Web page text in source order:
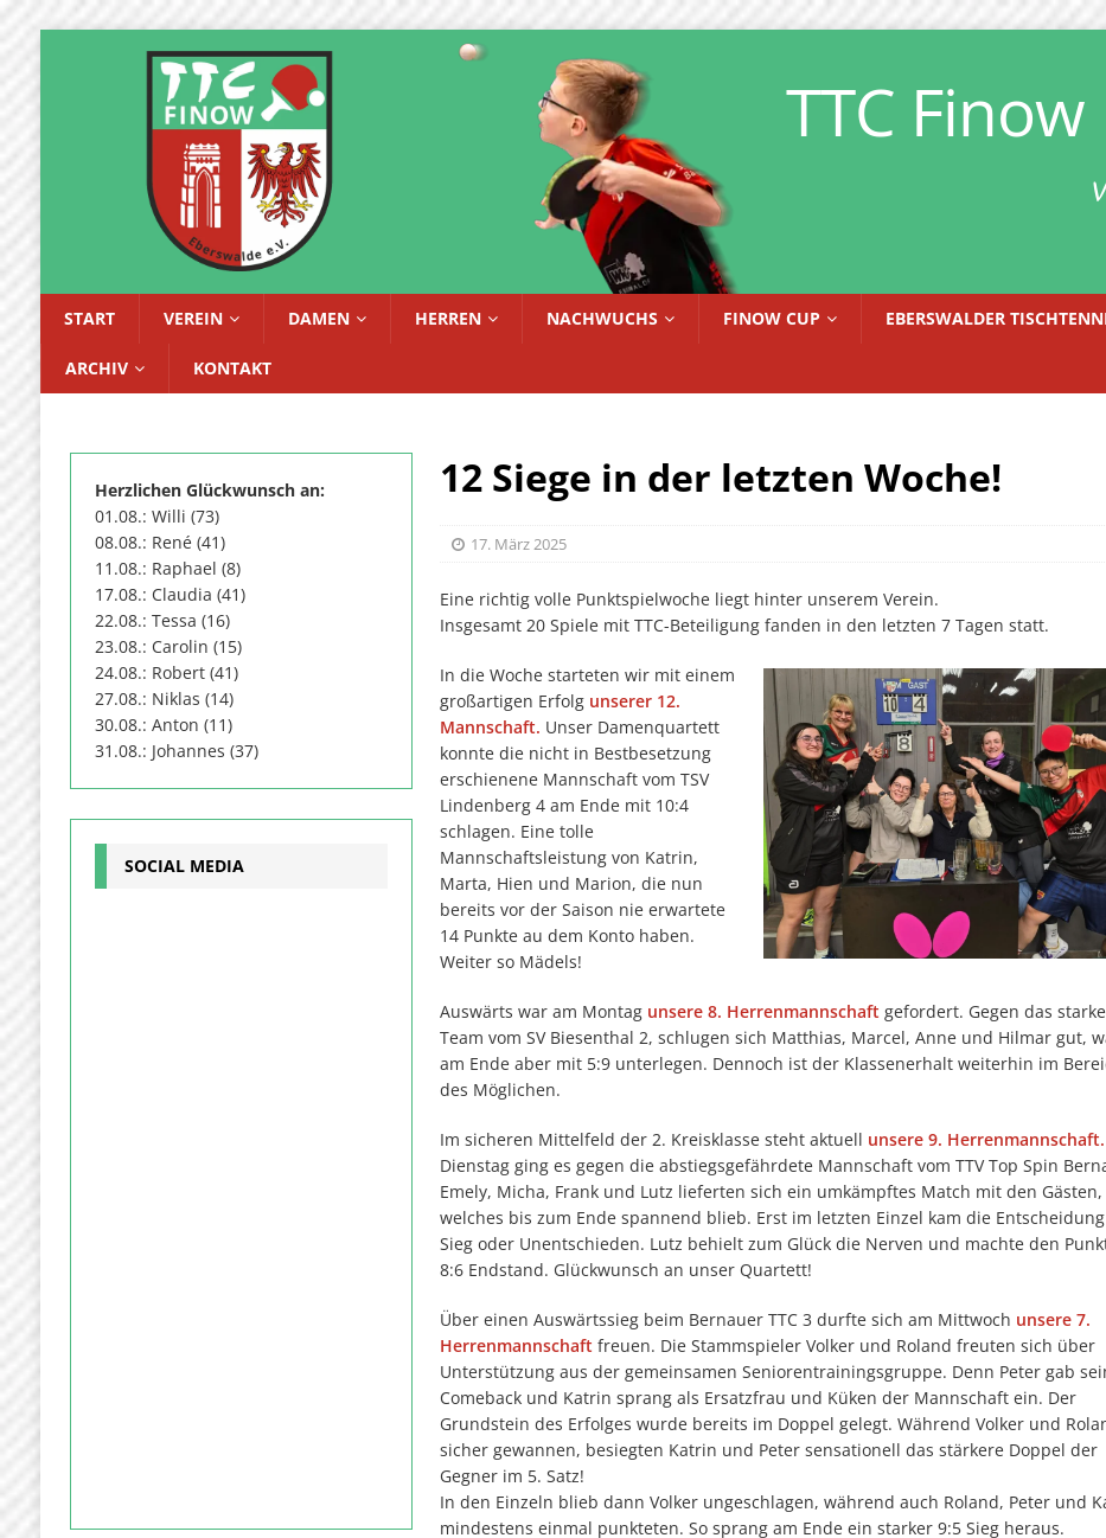
TTC
START VEREIN DAMEN HERREN NACHWUCHS FINOW CUP EBERSWALDER
ARCHIV KONTAKT
12 Siege in der letzten Woche!
17. März 2025
Eine richtig volle Punktspielwoche liegt hinter unserem Verein.
Insgesamt 20 Spiele mit TTC-Beteiligung fanden in den letzten 7 Tagen statt.
In die Woche starteten wir mit einem
großartigen Erfolg unserer 12.
Mannschaft. Unser Damenquartett
konnte die nicht in Bestbesetzung
erschienene Mannschaft vom TSV
Lindenberg 4 am Ende mit 10:4
schlagen. Eine tolle
Mannschaftsleistung von Katrin,
Marta, Hien und Marion, die nun
bereits vor der Saison nie erwartete
14 Punkte au dem Konto haben.
Weiter so Mädels!
Auswärts war am Montag unsere 8. Herrenmannschaft gefordert. Gegen das starke
Team vom SV Biesenthal 2, schlugen sich Matthias, Marcel, Anne und Hilmar gut,
am Ende aber mit 5:9 unterlegen. Dennoch ist der Klassenerhalt weiterhin im
des Möglichen.
Im sicheren Mittelfeld der 2. Kreisklasse steht aktuell unsere 9. Herrenmannschaft.
Dienstag ging es gegen die abstiegsgefährdete Mannschaft vom TTV Top Spin
Emely, Micha, Frank und Lutz lieferten sich ein umkämpftes Match mit den Gästen,
welches bis zum Ende spannend blieb. Erst im letzten Einzel kam die
Sieg oder Unentschieden. Lutz behielt zum Glück die Nerven und machte den
8:6 Endstand. Glückwunsch an unser Quartett!
Über einen Auswärtssieg beim Bernauer TTC 3 durfte sich am Mittwoch unsere 7.
Herrenmannschaft freuen. Die Stammspieler Volker und Roland freuten sich über
Unterstützung aus der gemeinsamen Seniorentrainingsgruppe. Denn Peter gab
Comeback und Katrin sprang als Ersatzfrau und Küken der Mannschaft ein. Der
Grundstein des Erfolges wurde bereits im Doppel gelegt. Während Volker und
sicher gewannen, besiegten Katrin und Peter sensationell das stärkere Doppel der
Gegner im 5. Satz!
In den Einzeln blieb dann Volker ungeschlagen, während auch Roland, Peter und
mindestens einmal punkteten. So sprang am Ende ein starker 9:5 Sieg heraus.
Herzlichen Glückwunsch an:
01.08.: Willi (73)
08.08.: René (41)
11.08.: Raphael (8)
17.08.: Claudia (41)
22.08.: Tessa (16)
23.08.: Carolin (15)
24.08.: Robert (41)
27.08.: Niklas (14)
30.08.: Anton (11)
31.08.: Johannes (37)
SOCIAL MEDIA